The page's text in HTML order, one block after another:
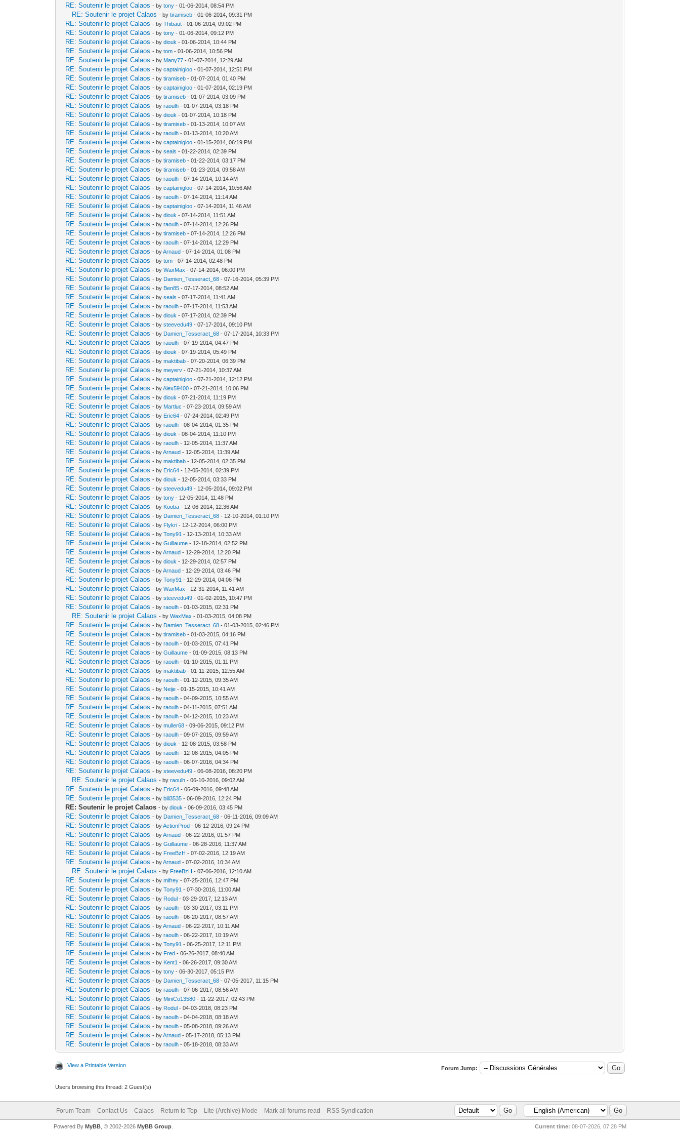
RE: Soutenir le projet Calaos - bytony - 01-06-2014, 08:54 PM
RE: Soutenir le projet Calaos - bytiramiseb - 01-06-2014, 09:31 PM
RE: Soutenir le projet Calaos - byThibaut - 01-06-2014, 09:02 PM
RE: Soutenir le projet Calaos - bytony - 01-06-2014, 09:12 PM
RE: Soutenir le projet Calaos - bydiouk - 01-06-2014, 10:44 PM
RE: Soutenir le projet Calaos - bytom - 01-06-2014, 10:56 PM
RE: Soutenir le projet Calaos - by Many77 - 01-07-2014, 12:29 AM
RE: Soutenir le projet Calaos - bycaptainigloo - 01-07-2014, 12:51 PM
RE: Soutenir le projet Calaos - bytiramiseb - 01-07-2014, 01:40 PM
RE: Soutenir le projet Calaos - bycaptainigloo - 01-07-2014, 02:19 PM
RE: Soutenir le projet Calaos - bytiramiseb - 01-07-2014, 03:09 PM
RE: Soutenir le projet Calaos - byraoulh - 01-07-2014, 03:18 PM
RE: Soutenir le projet Calaos - bydiouk - 01-07-2014, 10:18 PM
RE: Soutenir le projet Calaos - bytiramiseb - 01-13-2014, 10:07 AM
RE: Soutenir le projet Calaos - byraoulh - 01-13-2014, 10:20 AM
RE: Soutenir le projet Calaos - bycaptainigloo - 01-15-2014, 06:19 PM
RE: Soutenir le projet Calaos - byseals - 01-22-2014, 02:39 PM
RE: Soutenir le projet Calaos - bytiramiseb - 01-22-2014, 03:17 PM
RE: Soutenir le projet Calaos - bytiramiseb - 01-23-2014, 09:58 AM
RE: Soutenir le projet Calaos - byraoulh - 07-14-2014, 10:14 AM
RE: Soutenir le projet Calaos - bycaptainigloo - 07-14-2014, 10:56 AM
RE: Soutenir le projet Calaos - byraoulh - 07-14-2014, 11:14 AM
RE: Soutenir le projet Calaos - bycaptainigloo - 07-14-2014, 11:46 AM
RE: Soutenir le projet Calaos - bydiouk - 07-14-2014, 11:51 AM
RE: Soutenir le projet Calaos - byraoulh - 07-14-2014, 12:26 PM
RE: Soutenir le projet Calaos - bytiramiseb - 07-14-2014, 12:26 PM
RE: Soutenir le projet Calaos - byraoulh - 07-14-2014, 12:29 PM
RE: Soutenir le projet Calaos - byArnaud - 07-14-2014, 01:08 PM
RE: Soutenir le projet Calaos - bytom - 07-14-2014, 02:48 PM
RE: Soutenir le projet Calaos - byWaxMax - 07-14-2014, 06:00 PM
RE: Soutenir le projet Calaos - by Damien_Tesseract_68 - 07-16-2014, 05:39 PM
RE: Soutenir le projet Calaos - by Ben85 - 07-17-2014, 08:52 AM
RE: Soutenir le projet Calaos - byseals - 07-17-2014, 11:41 AM
RE: Soutenir le projet Calaos - byraoulh - 07-17-2014, 11:53 AM
RE: Soutenir le projet Calaos - bydiouk - 07-17-2014, 02:39 PM
RE: Soutenir le projet Calaos - bysteevedu49 - 07-17-2014, 09:10 PM
RE: Soutenir le projet Calaos - by Damien_Tesseract_68 - 07-17-2014, 10:33 PM
RE: Soutenir le projet Calaos - byraoulh - 07-19-2014, 04:47 PM
RE: Soutenir le projet Calaos - bydiouk - 07-19-2014, 05:49 PM
RE: Soutenir le projet Calaos - bymaktibab - 07-20-2014, 06:39 PM
RE: Soutenir le projet Calaos - bymeyerv - 07-21-2014, 10:37 AM
RE: Soutenir le projet Calaos - bycaptainigloo - 07-21-2014, 12:12 PM
RE: Soutenir le projet Calaos - byAlex59400 - 07-21-2014, 10:06 PM
RE: Soutenir le projet Calaos - bydiouk - 07-21-2014, 11:19 PM
RE: Soutenir le projet Calaos - by Martluc - 07-23-2014, 09:59 AM
RE: Soutenir le projet Calaos - by Eric64 - 07-24-2014, 02:49 PM
RE: Soutenir le projet Calaos - byraoulh - 08-04-2014, 01:35 PM
RE: Soutenir le projet Calaos - bydiouk - 08-04-2014, 11:10 PM
RE: Soutenir le projet Calaos - byraoulh - 12-05-2014, 11:37 AM
RE: Soutenir le projet Calaos - byArnaud - 12-05-2014, 11:39 AM
RE: Soutenir le projet Calaos - bymaktibab - 12-05-2014, 02:35 PM
RE: Soutenir le projet Calaos - by Eric64 - 12-05-2014, 02:39 PM
RE: Soutenir le projet Calaos - bydiouk - 12-05-2014, 03:33 PM
RE: Soutenir le projet Calaos - bysteevedu49 - 12-05-2014, 09:02 PM
RE: Soutenir le projet Calaos - bytony - 12-05-2014, 11:48 PM
RE: Soutenir le projet Calaos - by Kooba - 12-06-2014, 12:36 AM
RE: Soutenir le projet Calaos - by Damien_Tesseract_68 - 12-10-2014, 01:10 PM
RE: Soutenir le projet Calaos - by Flykri - 12-12-2014, 06:00 PM
RE: Soutenir le projet Calaos - byTony91 - 12-13-2014, 10:33 AM
RE: Soutenir le projet Calaos - byGuillaume - 12-18-2014, 02:52 PM
RE: Soutenir le projet Calaos - byArnaud - 12-29-2014, 12:20 PM
RE: Soutenir le projet Calaos - bydiouk - 12-29-2014, 02:57 PM
RE: Soutenir le projet Calaos - byArnaud - 12-29-2014, 03:46 PM
RE: Soutenir le projet Calaos - byTony91 - 12-29-2014, 04:06 PM
RE: Soutenir le projet Calaos - byWaxMax - 12-31-2014, 11:41 AM
RE: Soutenir le projet Calaos - bysteevedu49 - 01-02-2015, 10:47 PM
RE: Soutenir le projet Calaos - byraoulh - 01-03-2015, 02:31 PM
RE: Soutenir le projet Calaos - byWaxMax - 01-03-2015, 04:08 PM
RE: Soutenir le projet Calaos - by Damien_Tesseract_68 - 01-03-2015, 02:46 PM
RE: Soutenir le projet Calaos - bytiramiseb - 01-03-2015, 04:16 PM
RE: Soutenir le projet Calaos - byraoulh - 01-03-2015, 07:41 PM
RE: Soutenir le projet Calaos - byGuillaume - 01-09-2015, 08:13 PM
RE: Soutenir le projet Calaos - byraoulh - 01-10-2015, 01:11 PM
RE: Soutenir le projet Calaos - bymaktibab - 01-11-2015, 12:55 AM
RE: Soutenir le projet Calaos - byraoulh - 01-12-2015, 09:35 AM
RE: Soutenir le projet Calaos - by Neije - 01-15-2015, 10:41 AM
RE: Soutenir le projet Calaos - byraoulh - 04-09-2015, 10:55 AM
RE: Soutenir le projet Calaos - byraoulh - 04-11-2015, 07:51 AM
RE: Soutenir le projet Calaos - byraoulh - 04-12-2015, 10:23 AM
RE: Soutenir le projet Calaos - bymuller68 - 09-06-2015, 09:12 PM
RE: Soutenir le projet Calaos - byraoulh - 09-07-2015, 09:59 AM
RE: Soutenir le projet Calaos - bydiouk - 12-08-2015, 03:58 PM
RE: Soutenir le projet Calaos - byraoulh - 12-08-2015, 04:05 PM
RE: Soutenir le projet Calaos - byraoulh - 06-07-2016, 04:34 PM
RE: Soutenir le projet Calaos - bysteevedu49 - 06-08-2016, 08:20 PM
RE: Soutenir le projet Calaos - byraoulh - 06-10-2016, 09:02 AM
RE: Soutenir le projet Calaos - by Eric64 - 06-09-2016, 09:48 AM
RE: Soutenir le projet Calaos - bybill3535 - 06-09-2016, 12:24 PM
RE: Soutenir le projet Calaos - bydiouk - 06-09-2016, 03:45 PM
RE: Soutenir le projet Calaos - by Damien_Tesseract_68 - 06-11-2016, 09:09 AM
RE: Soutenir le projet Calaos - byActionProd - 06-12-2016, 09:24 PM
RE: Soutenir le projet Calaos - byArnaud - 06-22-2016, 01:57 PM
RE: Soutenir le projet Calaos - byGuillaume - 06-28-2016, 11:37 AM
RE: Soutenir le projet Calaos - by FreeBzH - 07-02-2016, 12:19 AM
RE: Soutenir le projet Calaos - byArnaud - 07-02-2016, 10:34 AM
RE: Soutenir le projet Calaos - by FreeBzH - 07-06-2016, 12:10 AM
RE: Soutenir le projet Calaos - bymifrey - 07-25-2016, 12:47 PM
RE: Soutenir le projet Calaos - byTony91 - 07-30-2016, 11:00 AM
RE: Soutenir le projet Calaos - by Rodul - 03-29-2017, 12:13 AM
RE: Soutenir le projet Calaos - byraoulh - 03-30-2017, 03:11 PM
RE: Soutenir le projet Calaos - byraoulh - 06-20-2017, 08:57 AM
RE: Soutenir le projet Calaos - byArnaud - 06-22-2017, 10:11 AM
RE: Soutenir le projet Calaos - byraoulh - 06-22-2017, 10:19 AM
RE: Soutenir le projet Calaos - byTony91 - 06-25-2017, 12:11 PM
RE: Soutenir le projet Calaos - by Fred - 06-26-2017, 08:40 AM
RE: Soutenir le projet Calaos - by Kent1 - 06-26-2017, 09:30 AM
RE: Soutenir le projet Calaos - bytony - 06-30-2017, 05:15 PM
RE: Soutenir le projet Calaos - by Damien_Tesseract_68 - 07-05-2017, 11:15 PM
RE: Soutenir le projet Calaos - byraoulh - 07-06-2017, 08:56 AM
RE: Soutenir le projet Calaos - by MiniCo13580 - 11-22-2017, 02:43 PM
RE: Soutenir le projet Calaos - by Rodul - 04-03-2018, 08:23 PM
RE: Soutenir le projet Calaos - byraoulh - 04-04-2018, 08:18 AM
RE: Soutenir le projet Calaos - byraoulh - 05-08-2018, 09:26 AM
RE: Soutenir le projet Calaos - byArnaud - 05-17-2018, 05:13 PM
RE: Soutenir le projet Calaos - byraoulh - 05-18-2018, 08:33 AM
View a Printable Version Forum Jump:
Users browsing this thread: 2 Guest(s)
Forum Team Contact Us Calaos Return to Top Lite (Archive) Mode Mark all forums read RSS Syndication
Current time: 08-07-2026, 07:28 PM
Powered By MyBB, © 2002-2026 MyBB Group.